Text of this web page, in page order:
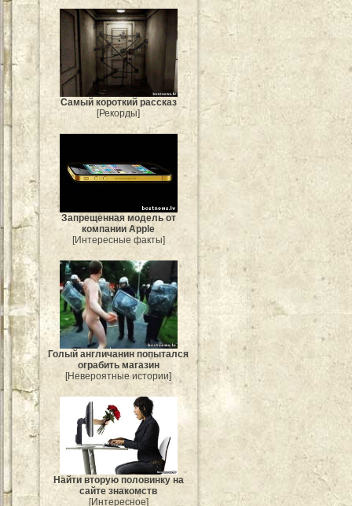
Самый короткий рассказ
[Рекорды]
Запрещенная модель от
компании Apple
[Интересные факты]
Голый англичанин попытался
ограбить магазин
[Невероятные истории]
Найти вторую половинку на
сайте знакомств
[Интересное]